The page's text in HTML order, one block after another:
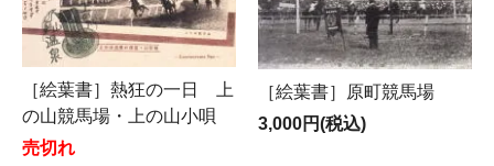
［絵葉書］熱狂の一日 上
の山競馬場・上の山小唄
売切れ
［絵葉書］原町競馬場
3,000円(税込)